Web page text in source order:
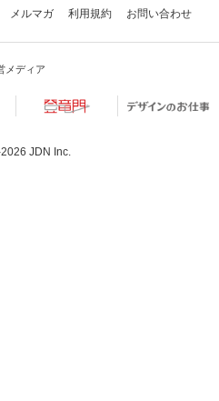
メルマガ 利用規約 お問い合わせ
メディア
JDN Inc.